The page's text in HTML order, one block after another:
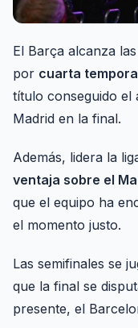
El Barça alcanza
por cuarta
título conseguido el
Madrid en la final.
Además, lidera la
ventaja sobre el
que el equipo ha
el momento justo.
Las semifinales se
que la final se
presente, el